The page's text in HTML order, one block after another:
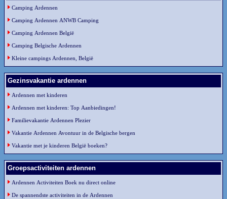
Camping Ardennen
Camping Ardennen ANWB Camping
Camping Ardennen België
Camping Belgische Ardennen
Kleine campings Ardennen, België
Gezinsvakantie ardennen
Ardennen met kinderen
Ardennen met kinderen: Top Aanbiedingen!
Familievakantie Ardennen Plezier
Vakantie Ardennen Avontuur in de Belgische bergen
Vakantie met je kinderen België boeken?
Groepsactiviteiten ardennen
Ardennen Activiteiten Boek nu direct online
De spannendste activiteiten in de Ardennen